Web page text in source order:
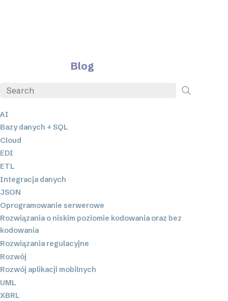
Blog
AI
Bazy danych + SQL
Cloud
EDI
ETL
Integracja danych
JSON
Oprogramowanie serwerowe
Rozwiązania o niskim poziomie kodowania oraz bez
kodowania
Rozwiązania regulacyjne
Rozwój
Rozwój aplikacji mobilnych
UML
XBRL